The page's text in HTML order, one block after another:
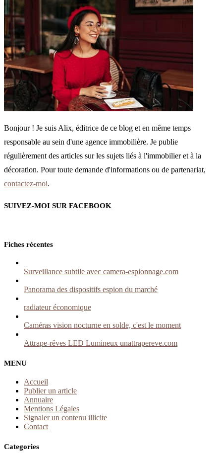
Bonjour ! Je suis Alix, éditrice de ce blog et en même temps
responsable au sein d'une agence immobilière. Je publie
régulièrement des articles sur les sujets liés à l'immobilier et à la
décoration. Pour toute demande d'informations ou de partenariat,
contactez-moi.
SUIVEZ-MOI SUR FACEBOOK
Fiches récentes
Surveillance subtile avec camera-espionnage.com
Panorama des dispositifs espion du marché
radiateur économique
Caméras vision nocturne en solde, c'est le moment
Attrape-rêves LED Lumineux unattrapereve.com
MENU
Accueil
Publier un article
Annuaire
Mentions Légales
Signaler un contenu illicite
Contact
Categories